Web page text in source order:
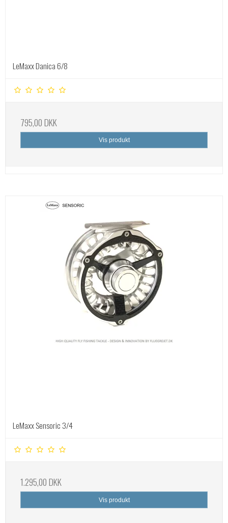
LeMaxx Danica 6/8
795,00 DKK
Vis produkt
LeMaxx Sensoric 3/4
1.295,00 DKK
Vis produkt